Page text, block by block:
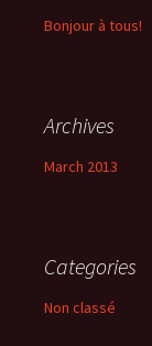
Bonjour à tous!
Archives
March 2013
Categories
Non classé